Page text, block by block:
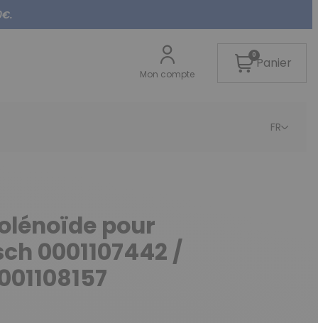
Mon compte
0Panier
FR
pour
0001107442 /